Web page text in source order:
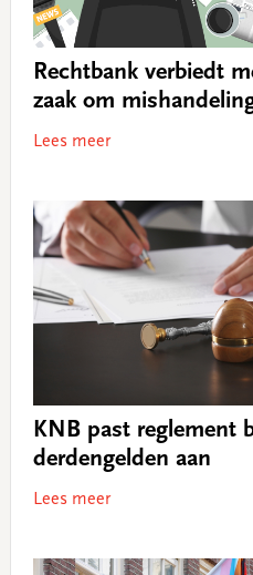
Rechtbank verbiedt
zaak om
Lees meer
KNB past reglement
derdengelden aan
Lees meer